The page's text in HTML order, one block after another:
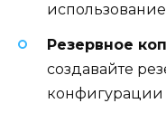
использование
Резервное
создавайте
конфигурации